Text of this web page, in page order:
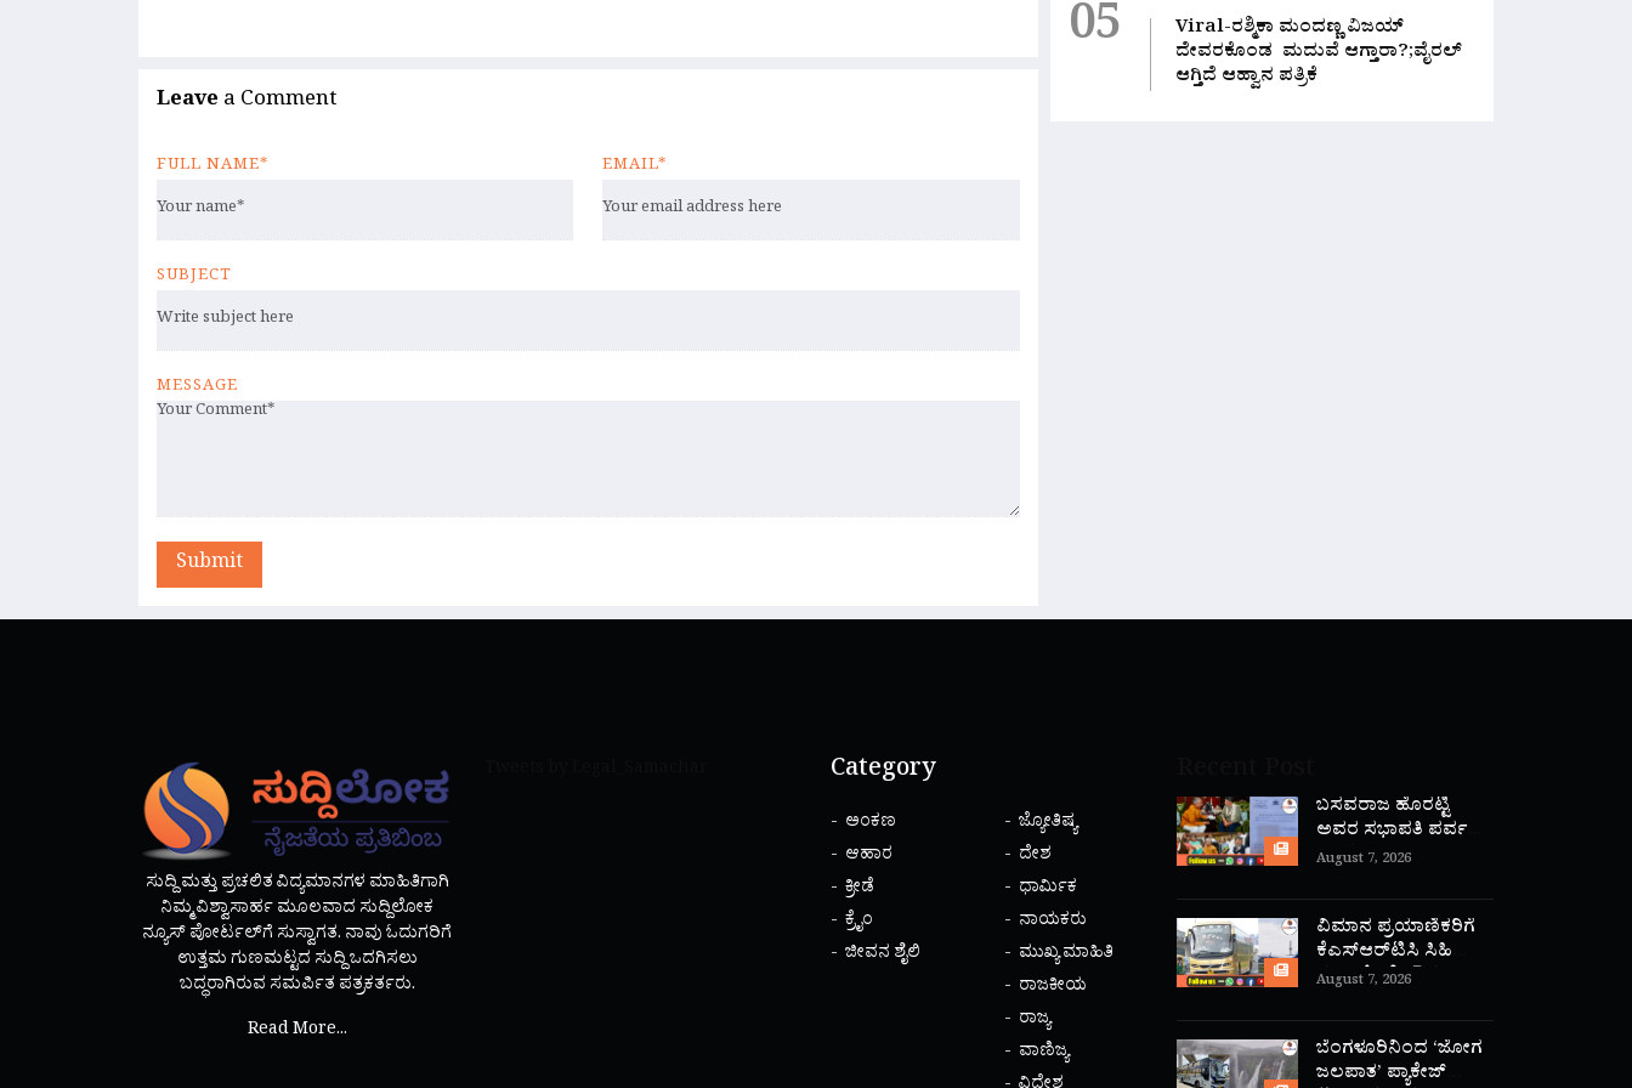
Leave a Comment
FULL NAME* EMAIL*
SUBJECT
MESSAGE
Submit
05
Viral-ರಶ್ಮಿಕಾ ಮಂದಣ್ಣ ವಿಜಯ್
ದೇವರಕೊಂಡ ಮದುವೆ ಆಗ್ತಾರಾ?;ವೈರಲ್
ಆಗ್ತಿದೆ ಆಹ್ವಾನ ಪತ್ರಿಕೆ
ಸುದ್ದಿ ಮತ್ತು ಪ್ರಚಲಿತ ವಿದ್ಯಮಾನಗಳ ಮಾಹಿತಿಗಾಗಿ
ನಿಮ್ಮ ವಿಶ್ವಾಸಾರ್ಹ ಮೂಲವಾದ ಸುದ್ದಿಲೋಕ
ನ್ಯೂಸ್ ಪೋರ್ಟಲ್‌ಗೆ ಸುಸ್ವಾಗತ. ನಾವು ಓದುಗರಿಗೆ
ಉತ್ತಮ ಗುಣಮಟ್ಟದ ಸುದ್ದಿ ಒದಗಿಸಲು
ಬದ್ಧರಾಗಿರುವ ಸಮರ್ಪಿತ ಪತ್ರಕರ್ತರು.
Read More...
Category
ಅಂಕಣ
ಆಹಾರ
ಕ್ರೀಡೆ
ಕ್ರೈಂ
ಜೀವನ ಶೈಲಿ
ಜ್ಯೋತಿಷ್ಯ
ದೇಶ
ಧಾರ್ಮಿಕ
ನಾಯಕರು
ಮುಖ್ಯ ಮಾಹಿತಿ
ರಾಜಕೀಯ
ರಾಜ್ಯ
ವಾಣಿಜ್ಯ
ಬಸವರಾಜ ಹೊರಟ್ಟಿ
ಅವರ ಸಭಾಪತಿ ಪರ್ವ
ಅಂತ್ಯ
August 7, 2026
ವಿಮಾನ ಪ್ರಯಾಣಿಕರಿಗೆ
ಕೆಎಸ್‌ಆರ್‌ಟಿಸಿ ಸಿಹಿ
ಸುದ್ದಿ: ಕೆಂಪೇಗೌಡ
ಕೋಯಿಕೋಡ್‌ಗೆ ನೇರ
‘ಫ್ಲೈ ಬಸ್’ ಸಾರಿಗೆ
ಆರಂಭ!
August 7, 2026
ಬೆಂಗಳೂರಿನಿಂದ ‘ಜೋಗ
ಜಲಪಾತ’ ಪ್ಯಾಕೇಜ್